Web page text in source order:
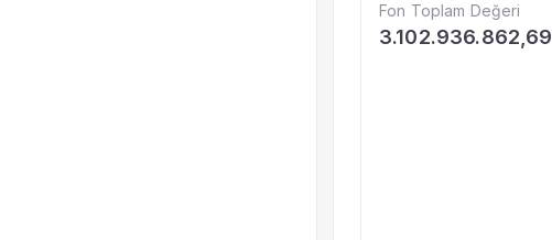
Fon Toplam Değeri
3.102.936.862,69